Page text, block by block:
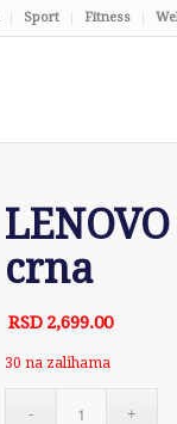
Sport Fitness
crna
RSD 2,699.00
30 na zalihama